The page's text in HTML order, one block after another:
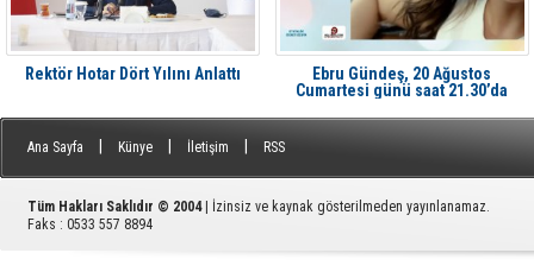
Rektör Hotar Dört Yılını Anlattı
Ebru Gündeş, 20 Ağustos
Cumartesi günü saat 21.30’da
Ana Sayfa Künye İletişim RSS
Tüm Hakları Saklıdır © 2004| İzinsiz ve kaynak gösterilmeden yayınlanamaz.
Faks : 0533 557 8894